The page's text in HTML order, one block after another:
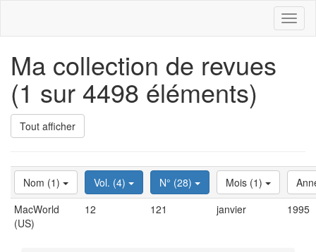
Ma collection de revues
(1 sur 4498 éléments)
Tout afficher
Nom (1) Vol. (4) N° (28) Mois (1)
MacWorld
(US)
12 121 janvier 1995